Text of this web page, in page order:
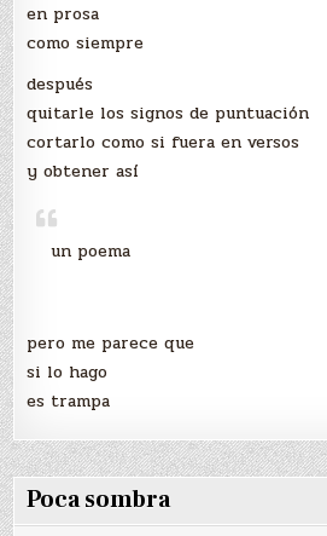
en prosa
como siempre
después
quitarle los signos de puntuación
cortarlo como si fuera en versos
y obtener así
un poema
pero me parece que
si lo hago
es trampa
Poca sombra